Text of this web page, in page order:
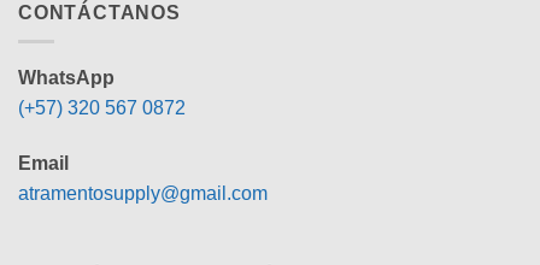
CONTÁCTANOS
WhatsApp
(+57) 320 567 0872
Email
atramentosupply@gmail.com